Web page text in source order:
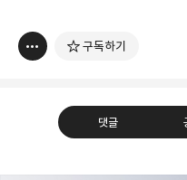
구독하기
댓글